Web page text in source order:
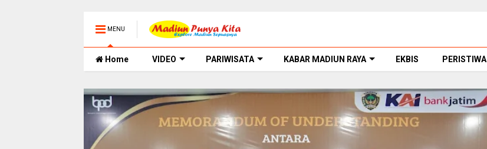
MENU
Home VIDEO PARIWISATA KABAR MADIUN RAYA EKBIS PERISTIWA